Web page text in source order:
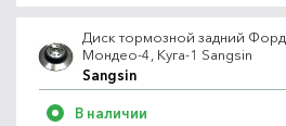
Диск тормозной задний Форд
Мондео-4, Куга-1 Sangsin
Sangsin
В наличии